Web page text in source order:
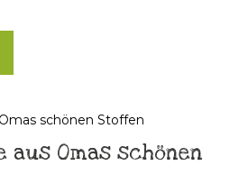
aus Omas schönen